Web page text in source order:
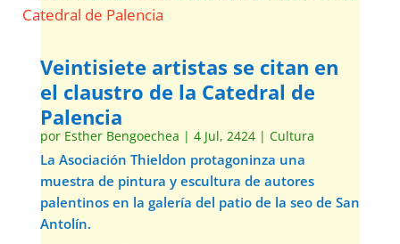
Veintisiete artistas se citan en
el claustro de la Catedral de
Palencia
por Esther Bengoechea | 4 Jul, 2424| Cultura
La Asociación Thieldon protagoninza una
muestra de pintura y escultura de autores
palentinos en la galería del patio de la seo de San
Antolín.